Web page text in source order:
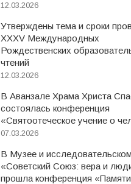
12.03.2026
Утверждены тема и сроки
XXXV Международных
Рождественских
чтений
12.03.2026
В Аванзале Храма Христа
состоялась конференция
«Святоотеческое учение о
07.03.2026
В Музее и
«Советский Союз: вера и
прошла конференция «Памяти